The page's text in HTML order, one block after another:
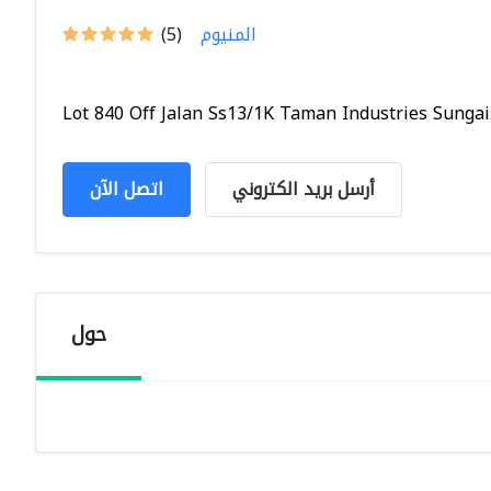
(5) المنيوم
Lot 840 Off Jalan Ss13/1K Taman Industries
اتصل الآن أرسل بريد الكتروني
حول